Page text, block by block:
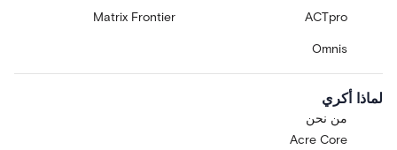
ACTpro
Matrix Frontier
Omnis
لماذا أكري
من نحن
Acre Core